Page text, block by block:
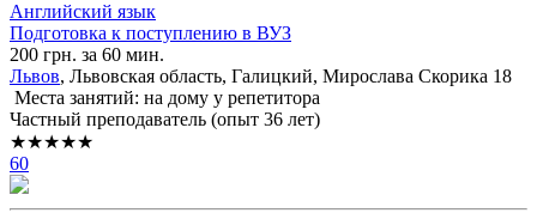
Английский язык
Подготовка к поступлению в ВУЗ
200 грн. за 60 мин.
Львов, Львовская область, Галицкий, Мирослава Скорика 18
Места занятий: на дому у репетитора
Частный преподаватель (опыт 36 лет)
★★★★★
60